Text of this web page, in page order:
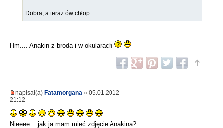
Dobra, a teraz ów chłop.
Hm.... Anakin z brodą i w okularach
napisał(a) Fatamorgana » 05.01.2012
21:12
Nieeee... jak ja mam mieć zdjęcie Anakina?